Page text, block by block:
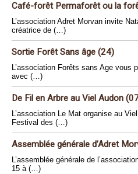
Café-forêt Permaforêt ou la
L’association Adret Morvan invite
créatrice de (…)
Sortie Forêt Sans âge (24)
L’association Forêts sans Age vous
avec (…)
De Fil en Arbre au Viel Audon
L’association Le Mat organise au
Festival des (…)
Assemblée générale d’Adret
L’assemblée générale de
15 à (…)